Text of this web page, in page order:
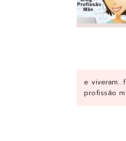
e
profissão